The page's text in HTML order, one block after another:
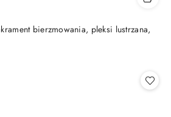
bierzmowania, pleksi lustrzana,